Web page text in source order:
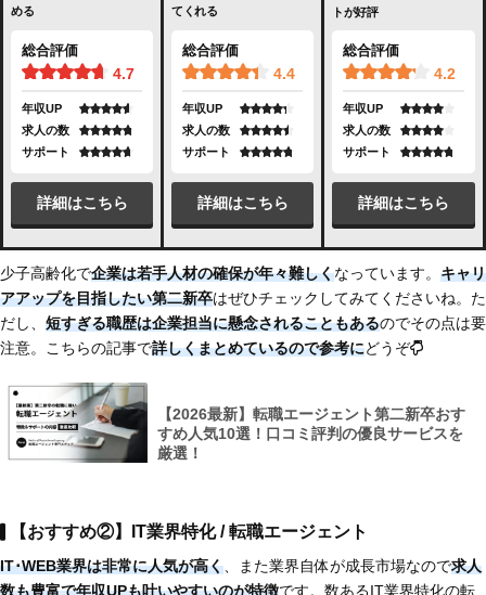
める
総合評価
4.7
年収UP
求人の数
サポート
詳細はこちら
てくれる
総合評価
4.4
年収UP
求人の数
サポート
詳細はこちら
トが好評
総合評価
4.2
年収UP
求人の数
サポート
詳細はこちら
少子高齢化で企業は若手人材の確保が年々難しくなっています。 キャリ
アアップを目指したい第二新卒はぜひチェックしてみてくださいね。た
だし、 短すぎる職歴は企業担当に懸念されることもあるのでその点は要
注意。こちらの記事で詳しくまとめているので参考にどうぞ
【2026最新】転職エージェント第二新卒おす
すめ人気10選！口コミ評判の優良サービスを
厳選！
【おすすめ②】IT業界特化 / 転職エージェント
IT･WEB業界は非常に人気が高く 、また業界自体が成長市場なので求人
数も豊富で年収UPも叶いやすいのが特徴です。数あるIT業界特化の転